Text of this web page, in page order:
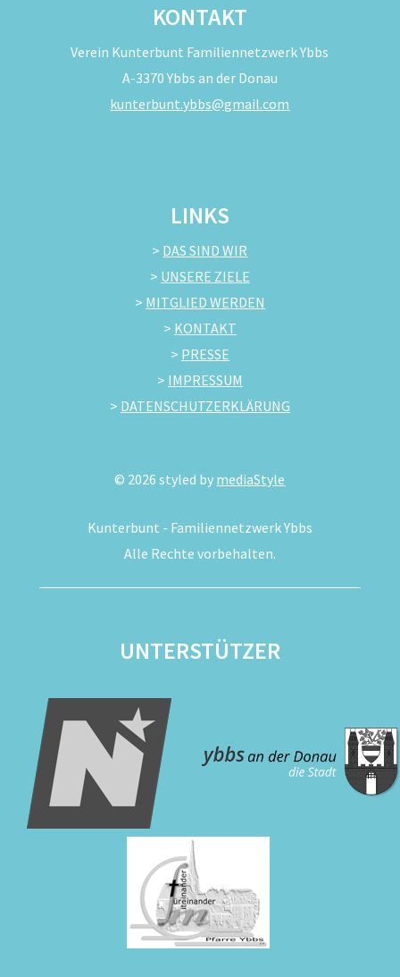
KONTAKT
Verein Kunterbunt Familiennetzwerk Ybbs
A-3370 Ybbs an der Donau
kunterbunt.ybbs@gmail.com
LINKS
> DAS SIND WIR
> UNSERE ZIELE
> MITGLIED WERDEN
> KONTAKT
> PRESSE
> IMPRESSUM
> DATENSCHUTZERKLÄRUNG
© 2026 styled by mediaStyle
Kunterbunt - Familiennetzwerk Ybbs
Alle Rechte vorbehalten.
UNTERSTÜTZER